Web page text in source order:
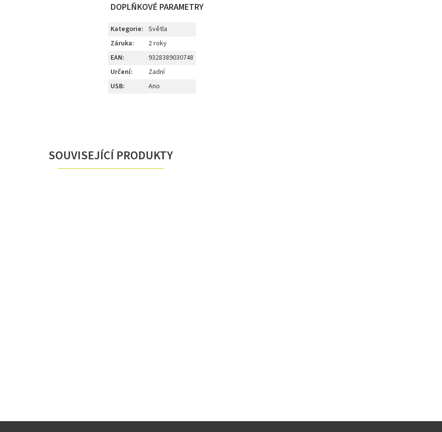
SOUVISEJÍCÍ PRODUKTY
DOPLŇKOVÉ PARAMETRY
Kategorie: Světla
Záruka:
2 roky
EAN:
9328389030748
Určení:
Zadní
USB: Ano